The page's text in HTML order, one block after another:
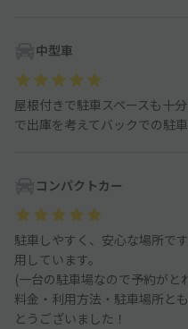
中型車
屋根付きで駐車スペースも十
で出庫を考えてバックでの駐
コンパクトカー
駐車しやすく、安心な場所で
用しています。
(一台の駐車場なので予約がと
料金・利用方法・駐車場所と
とうございました！